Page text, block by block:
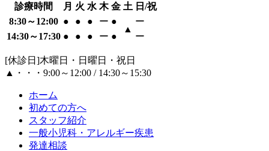
診療時間 月 火 水 木 金 土 日/祝
8:30～12:00 ● ● ● ー ●
▲
ー
14:30～17:30 ● ● ● ー ● ー
[休診日]木曜日・日曜日・祝日
▲・・・9:00～12:00 / 14:30～15:30
ホーム
初めての方へ
スタッフ紹介
一般小児科・アレルギー疾患
発達相談